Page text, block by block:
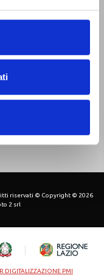
riservati © Copyright © 2026
2 srl
DIGITALIZZAZIONE PMI